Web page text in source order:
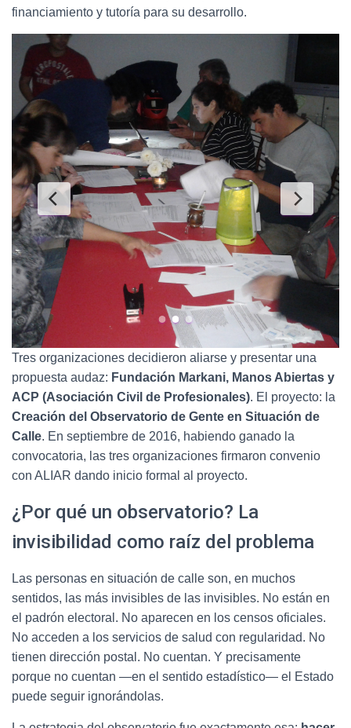
financiamiento y tutoría para su desarrollo.
Tres organizaciones decidieron aliarse y presentar una
propuesta audaz: Fundación Markani, Manos Abiertas y
ACP (Asociación Civil de Profesionales). El proyecto: la
Creación del Observatorio de Gente en Situación de
Calle. En septiembre de 2016, habiendo ganado la
convocatoria, las tres organizaciones firmaron convenio
con ALIAR dando inicio formal al proyecto.
¿Por qué un observatorio? La
invisibilidad como raíz del problema
Las personas en situación de calle son, en muchos
sentidos, las más invisibles de las invisibles. No están en
el padrón electoral. No aparecen en los censos oficiales.
No acceden a los servicios de salud con regularidad. No
tienen dirección postal. No cuentan. Y precisamente
porque no cuentan —en el sentido estadístico— el Estado
puede seguir ignorándolas.